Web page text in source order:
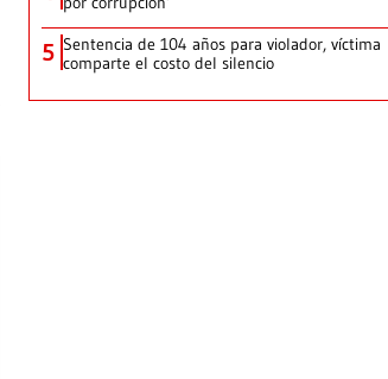
5 Sentencia de 104 años para violador, víctima
comparte el costo del silencio